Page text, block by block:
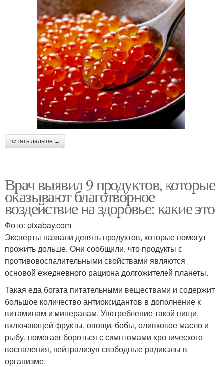
читать дальше →
Врач выявил 9 продуктов, которые
оказывают благотворное
воздействие на здоровье: какие это
Фото: pixabay.com
Эксперты назвали девять продуктов, которые помогут
прожить дольше. Они сообщили, что продукты с
противовоспалительными свойствами являются
основой ежедневного рациона долгожителей планеты.
Такая еда богата питательными веществами и содержит
большое количество антиоксидантов в дополнение к
витаминам и минералам. Употребление такой пищи,
включающей фрукты, овощи, бобы, оливковое масло и
рыбу, помогает бороться с симптомами хронического
воспаления, нейтрализуя свободные радикалы в
организме.